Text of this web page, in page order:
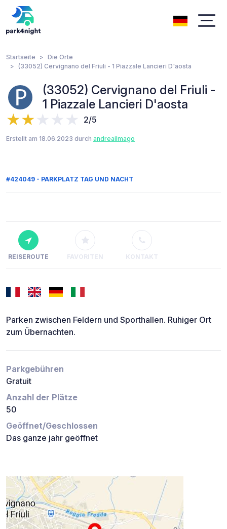
Startseite
Die Orte
(33052) Cervignano del Friuli - 1 Piazzale Lancieri D'aosta
(33052) Cervignano del Friuli -
1 Piazzale Lancieri D'aosta
2/5
Erstellt am 18.06.2023 durch andreailmago
#424049 - PARKPLATZ TAG UND NACHT
REISEROUTE FAVORITEN KONTAKT
Parken zwischen Feldern und Sporthallen. Ruhiger Ort
zum Übernachten.
Parkgebühren
Gratuit
Anzahl der Plätze
50
Geöffnet/Geschlossen
Das ganze jahr geöffnet